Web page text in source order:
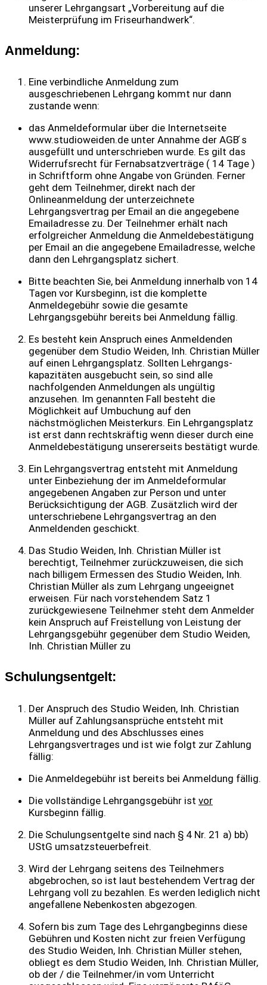
unserer Lehrgangsart „Vorbereitung auf die
Meisterprüfung im Friseurhandwerk“.
Anmeldung:
Eine verbindliche Anmeldung zum
ausgeschriebenen Lehrgang kommt nur dann
zustande wenn:
das Anmeldeformular über die Internetseite
www.studioweiden.de unter Annahme der AGB ́s
ausgefüllt und unterschrieben wurde. Es gilt das
Widerrufsrecht für Fernabsatzverträge ( 14 Tage )
in Schriftform ohne Angabe von Gründen. Ferner
geht dem Teilnehmer, direkt nach der
Onlineanmeldung der unterzeichnete
Lehrgangsvertrag per Email an die angegebene
Emailadresse zu. Der Teilnehmer erhält nach
erfolgreicher Anmeldung die Anmeldebestätigung
per Email an die angegebene Emailadresse, welche
dann den Lehrgangsplatz sichert.
Bitte beachten Sie, bei Anmeldung innerhalb von 14
Tagen vor Kursbeginn, ist die komplette
Anmeldegebühr sowie die gesamte
Lehrgangsgebühr bereits bei Anmeldung fällig.
Es besteht kein Anspruch eines Anmeldenden
gegenüber dem Studio Weiden, Inh. Christian Müller
auf einen Lehrgangsplatz. Sollten Lehrgangs-
kapazitäten ausgebucht sein, so sind alle
nachfolgenden Anmeldungen als ungültig
anzusehen. Im genannten Fall besteht die
Möglichkeit auf Umbuchung auf den
nächstmöglichen Meisterkurs. Ein Lehrgangsplatz
ist erst dann rechtskräftig wenn dieser durch eine
Anmeldebestätigung unsererseits bestätigt wurde.
Ein Lehrgangsvertrag entsteht mit Anmeldung
unter Einbeziehung der im Anmeldeformular
angegebenen Angaben zur Person und unter
Berücksichtigung der AGB. Zusätzlich wird der
unterschriebene Lehrgangsvertrag an den
Anmeldenden geschickt.
Das Studio Weiden, Inh. Christian Müller ist
berechtigt, Teilnehmer zurückzuweisen, die sich
nach billigem Ermessen des Studio Weiden, Inh.
Christian Müller als zum Lehrgang ungeeignet
erweisen. Für nach vorstehendem Satz 1
zurückgewiesene Teilnehmer steht dem Anmelder
kein Anspruch auf Freistellung von Leistung der
Lehrgangsgebühr gegenüber dem Studio Weiden,
Inh. Christian Müller zu
Schulungsentgelt:
Der Anspruch des Studio Weiden, Inh. Christian
Müller auf Zahlungsansprüche entsteht mit
Anmeldung und des Abschlusses eines
Lehrgangsvertrages und ist wie folgt zur Zahlung
fällig:
Die Anmeldegebühr ist bereits bei Anmeldung fällig.
Die vollständige Lehrgangsgebühr ist vor
Kursbeginn fällig.
Die Schulungsentgelte sind nach § 4 Nr. 21 a) bb)
UStG umsatzsteuerbefreit.
Wird der Lehrgang seitens des Teilnehmers
abgebrochen, so ist laut bestehendem Vertrag der
Lehrgang voll zu bezahlen. Es werden lediglich nicht
angefallene Nebenkosten abgezogen.
Sofern bis zum Tage des Lehrgangbeginns diese
Gebühren und Kosten nicht zur freien Verfügung
des Studio Weiden, Inh. Christian Müller stehen,
obliegt es dem Studio Weiden, Inh. Christian Müller,
ob der / die Teilnehmer/in vom Unterricht